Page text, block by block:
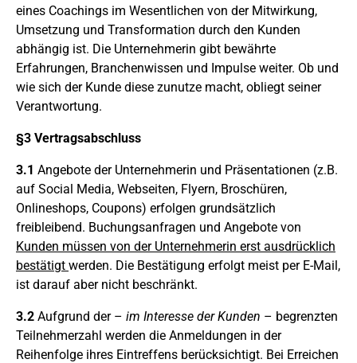
eines Coachings im Wesentlichen von der Mitwirkung,
Umsetzung und Transformation durch den Kunden
abhängig ist. Die Unternehmerin gibt bewährte
Erfahrungen, Branchenwissen und Impulse weiter. Ob und
wie sich der Kunde diese zunutze macht, obliegt seiner
Verantwortung.
§3 Vertragsabschluss
3.1 Angebote der Unternehmerin und Präsentationen (z.B.
auf Social Media, Webseiten, Flyern, Broschüren,
Onlineshops, Coupons) erfolgen grundsätzlich
freibleibend. Buchungsanfragen und Angebote von
Kunden müssen von der Unternehmerin erst ausdrücklich
bestätigt werden. Die Bestätigung erfolgt meist per E-Mail,
ist darauf aber nicht beschränkt.
3.2 Aufgrund der – im Interesse der Kunden – begrenzten
Teilnehmerzahl werden die Anmeldungen in der
Reihenfolge ihres Eintreffens berücksichtigt. Bei Erreichen